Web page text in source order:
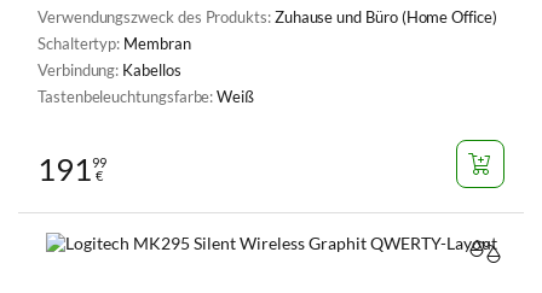
Verwendungszweck des Produkts:Zuhause und Büro (Home Office)
Schaltertyp: Membran
Verbindung: Kabellos
Tastenbeleuchtungsfarbe:Weiß
19199
€